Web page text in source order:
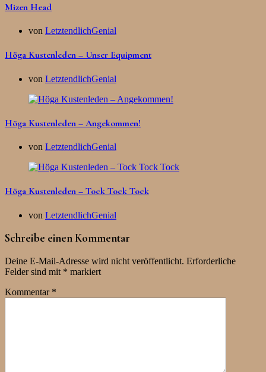
Mizen Head
von LetztendlichGenial
Höga Kustenleden – Unser Equipment
von LetztendlichGenial
Höga Kustenleden – Angekommen!
von LetztendlichGenial
Höga Kustenleden – Tock Tock Tock
von LetztendlichGenial
Schreibe einen Kommentar
Deine E-Mail-Adresse wird nicht veröffentlicht. Erforderliche
Felder sind mit * markiert
Kommentar *